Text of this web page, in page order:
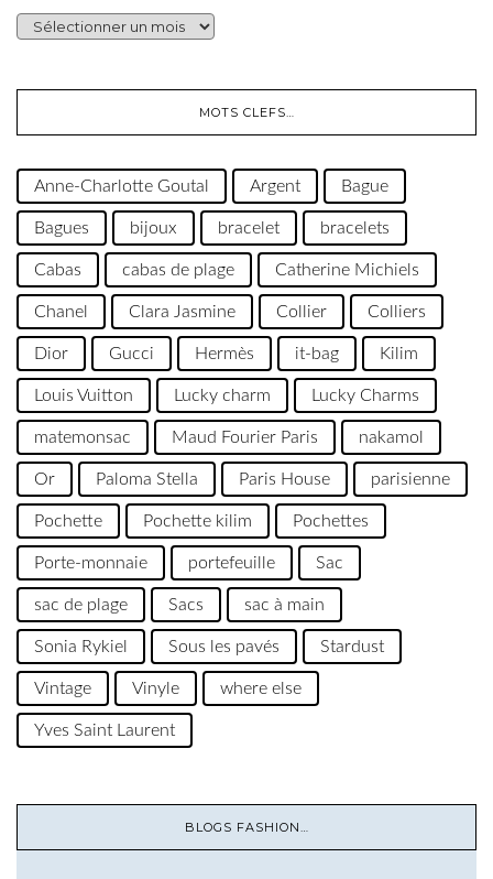
ARCHIVES…
MOTS CLEFS…
Anne-Charlotte Goutal Argent Bague
Bagues bijoux bracelet bracelets
Cabas cabas de plage Catherine Michiels
Chanel Clara Jasmine Collier Colliers
Dior Gucci Hermès it-bag Kilim
Louis Vuitton Lucky charm Lucky Charms
matemonsac Maud Fourier Paris nakamol
Or Paloma Stella Paris House parisienne
Pochette Pochette kilim Pochettes
Porte-monnaie portefeuille Sac
sac de plage Sacs sac à main
Sonia Rykiel Sous les pavés Stardust
Vintage Vinyle where else
Yves Saint Laurent
BLOGS FASHION…